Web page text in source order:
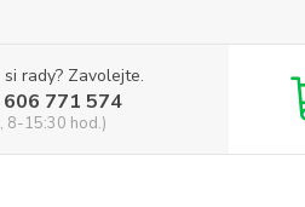
rady? Zavolejte.
771 574
8-15:30 hod.)